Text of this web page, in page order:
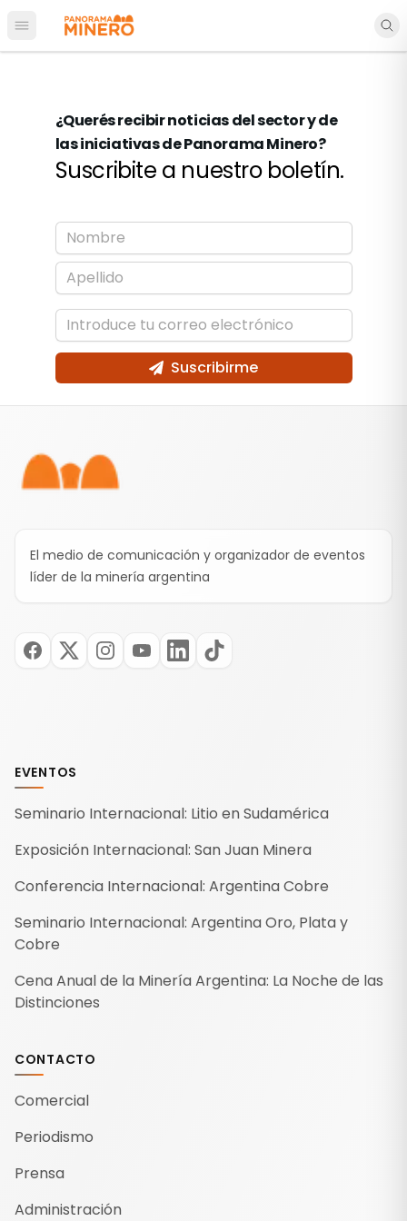
Abrir menú principal
¿Querés recibir noticias del sector y de
las iniciativas de Panorama Minero?
Suscribite a nuestro boletín.
Suscribirme
El medio de comunicación y organizador de eventos
líder de la minería argentina
EVENTOS
Seminario Internacional: Litio en Sudamérica
Exposición Internacional: San Juan Minera
Conferencia Internacional: Argentina Cobre
Seminario Internacional: Argentina Oro, Plata y
Cobre
Cena Anual de la Minería Argentina: La Noche de las
Distinciones
CONTACTO
Comercial
Periodismo
Prensa
Administración